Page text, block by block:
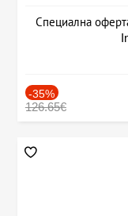
Специална
-35%
126.65€